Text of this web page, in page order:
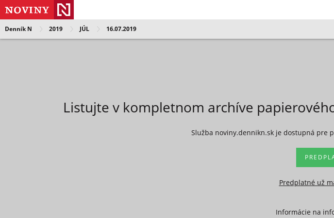
Denník N 2019 JÚL 16.07.2019
Listujte v kompletnom archíve
Služba noviny.dennikn.sk je dostupná pre
Predplatné už
Informácie na